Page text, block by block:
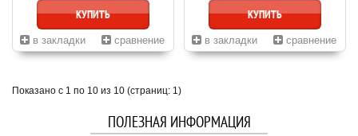
КУПИТЬ
в закладки сравнение
КУПИТЬ
в закладки сравнение
Показано с 1 по 10 из 10 (страниц: 1)
ПОЛЕЗНАЯ ИНФОРМАЦИЯ